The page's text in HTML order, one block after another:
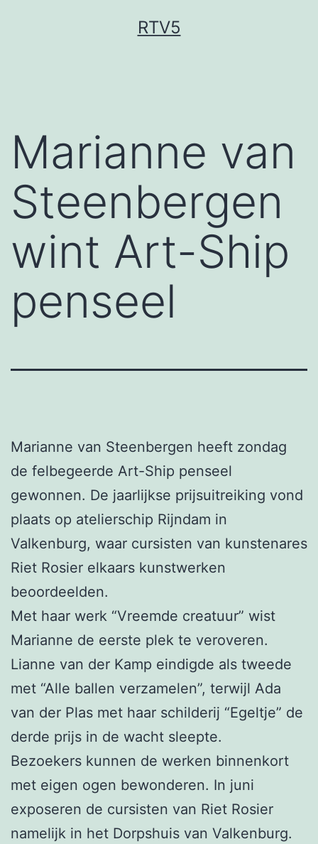
RTV5
Marianne van
Steenbergen
wint Art-Ship
penseel
Marianne van Steenbergen heeft zondag
de felbegeerde Art-Ship penseel
gewonnen. De jaarlijkse prijsuitreiking vond
plaats op atelierschip Rijndam in
Valkenburg, waar cursisten van kunstenares
Riet Rosier elkaars kunstwerken
beoordeelden.
Met haar werk “Vreemde creatuur” wist
Marianne de eerste plek te veroveren.
Lianne van der Kamp eindigde als tweede
met “Alle ballen verzamelen”, terwijl Ada
van der Plas met haar schilderij “Egeltje” de
derde prijs in de wacht sleepte.
Bezoekers kunnen de werken binnenkort
met eigen ogen bewonderen. In juni
exposeren de cursisten van Riet Rosier
namelijk in het Dorpshuis van Valkenburg.